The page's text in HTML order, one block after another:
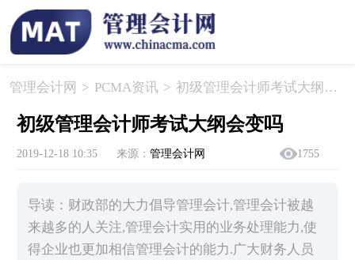
管理会计网 > PCMA资讯 > ​初级管理会计师考试大纲会变吗
​初级管理会计师考试大纲会变吗
2019-12-18 10:35 来源： 管理会计网 1755
导读：财政部的大力倡导管理会计,管理会计被越
来越多的人关注,管理会计实用的业务处理能力,使
得企业也更加相信管理会计的能力.广大财务人员